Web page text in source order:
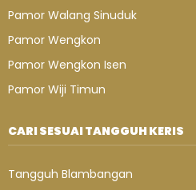
Pamor Walang Sinuduk
Pamor Wengkon
Pamor Wengkon Isen
Pamor Wiji Timun
CARI SESUAI TANGGUH KERIS
Tangguh Blambangan